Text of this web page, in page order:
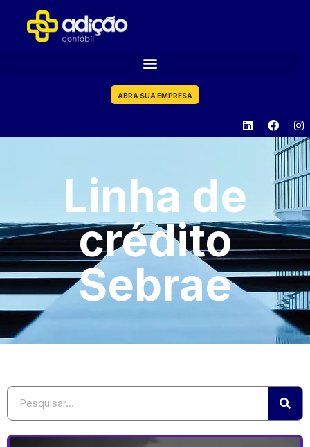
ABRA SUA EMPRESA
Linha de
crédito
Sebrae